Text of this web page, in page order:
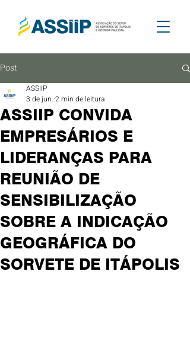
Post
ASSIIP CONVIDA
EMPRESÁRIOS E
LIDERANÇAS PARA
REUNIÃO DE
SENSIBILIZAÇÃO
SOBRE A INDICAÇÃO
GEOGRÁFICA DO
SORVETE DE ITÁPOLIS
ASSIIP
3 de jun. 2 min de leitura